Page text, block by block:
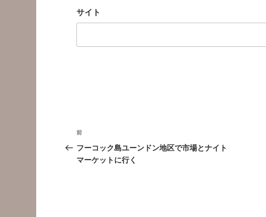
サイト
投
稿
ナ
前
の
投
前
フーコック島ユーンドン地区で市場とナイト
マーケットに行く